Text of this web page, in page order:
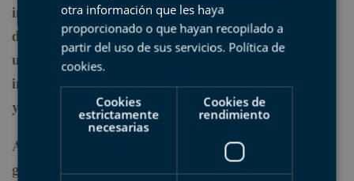
incorporarán próximamente en la visita con mayor
demanda de visitantes, el “Paseo guiado en barco”,
una excursión marítima que permite descubrir el
importantísimo afloramiento del flysch entre Zumaia
y Deba.
Asimismo, el Geoparque realizará sorteos de visitas
guiadas entre aquellas personas que visiten su stand.
otra información que les haya
proporcionado o que hayan recopilado a
partir del uso de sus servicios. Política de
cookies.
Cookies
estrictamente
necesarias
Cookies de
rendimiento